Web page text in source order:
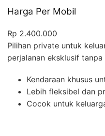
Harga Per Mobil
Rp 2.400.000
Pilihan private untuk
perjalanan eksklusif
Kendaraan khusus
Lebih fleksibel dan
Cocok untuk